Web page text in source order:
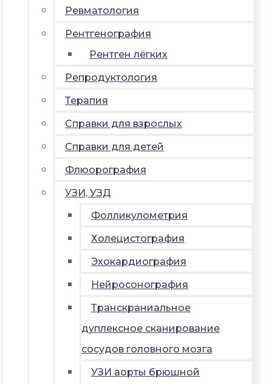
Ревматология
Рентгенография
Рентген лёгких
Репродуктология
Терапия
Справки для взрослых
Справки для детей
Флюорография
УЗИ, УЗД
Фолликулометрия
Холецистография
Эхокардиография
Нейросонография
Транскраниальное
дуплексное сканирование
сосудов головного мозга
УЗИ аорты брюшной